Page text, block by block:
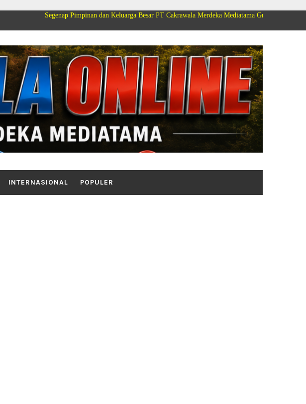
Segenap Pimpinan dan Keluarga Besar PT Cakrawala Merdeka Mediatama Group Mengucapkan Selamat
INTERNASIONAL POPULER